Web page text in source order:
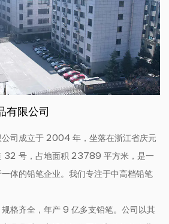
有限公司
公司成立于 2004 年，坐落在浙江省庆元
32 号，占地面积 23789 平方米，是一
体的铅笔企业。我们专注于中高档铅笔
格齐全，年产 9 亿多支铅笔。公司以其